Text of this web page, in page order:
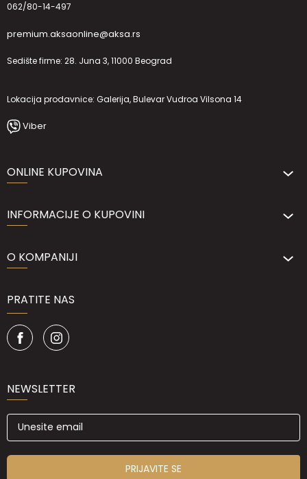
062/80-14-497
premium.aksaonline@aksa.rs
Sedište firme: 28. Juna 3, 11000 Beograd
Lokacija prodavnice: Galerija, Bulevar Vudroa Vilsona 14
Viber
ONLINE KUPOVINA
INFORMACIJE O KUPOVINI
O KOMPANIJI
PRATITE NAS
NEWSLETTER
PRIJAVITE SE